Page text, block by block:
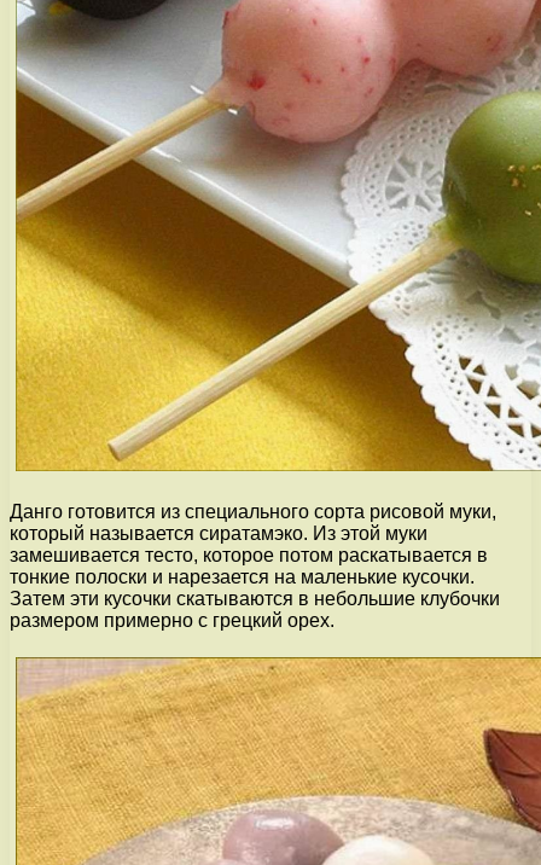
Данго готовится из специального сорта рисовой муки,
который называется сиратамэко. Из этой муки
замешивается тесто, которое потом раскатывается в
тонкие полоски и нарезается на маленькие кусочки.
Затем эти кусочки скатываются в небольшие клубочки
размером примерно с грецкий орех.